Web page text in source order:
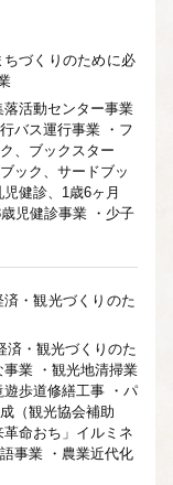
ちづくりのために必
落活動センター事業
バス運行事業 ・フ
、ブックスター
ック、サードブッ
健診、1歳6ヶ月
児健診事業 ・少子
済・観光づくりのた
済・観光づくりのた
業 ・観光地清掃業
歩道修繕工事 ・パ
（観光協会補助
命おち」イルミネ
事業 ・農業近代化